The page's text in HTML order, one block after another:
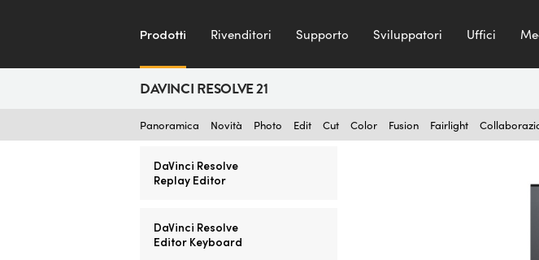
Prodotti Rivenditori Supporto Sviluppatori Uffici
DAVINCI RESOLVE 21
Panoramica Novità Photo Edit Cut Color Fusion Fairlight
DaVinci Resolve
Replay Editor
DaVinci Resolve
Editor Keyboard